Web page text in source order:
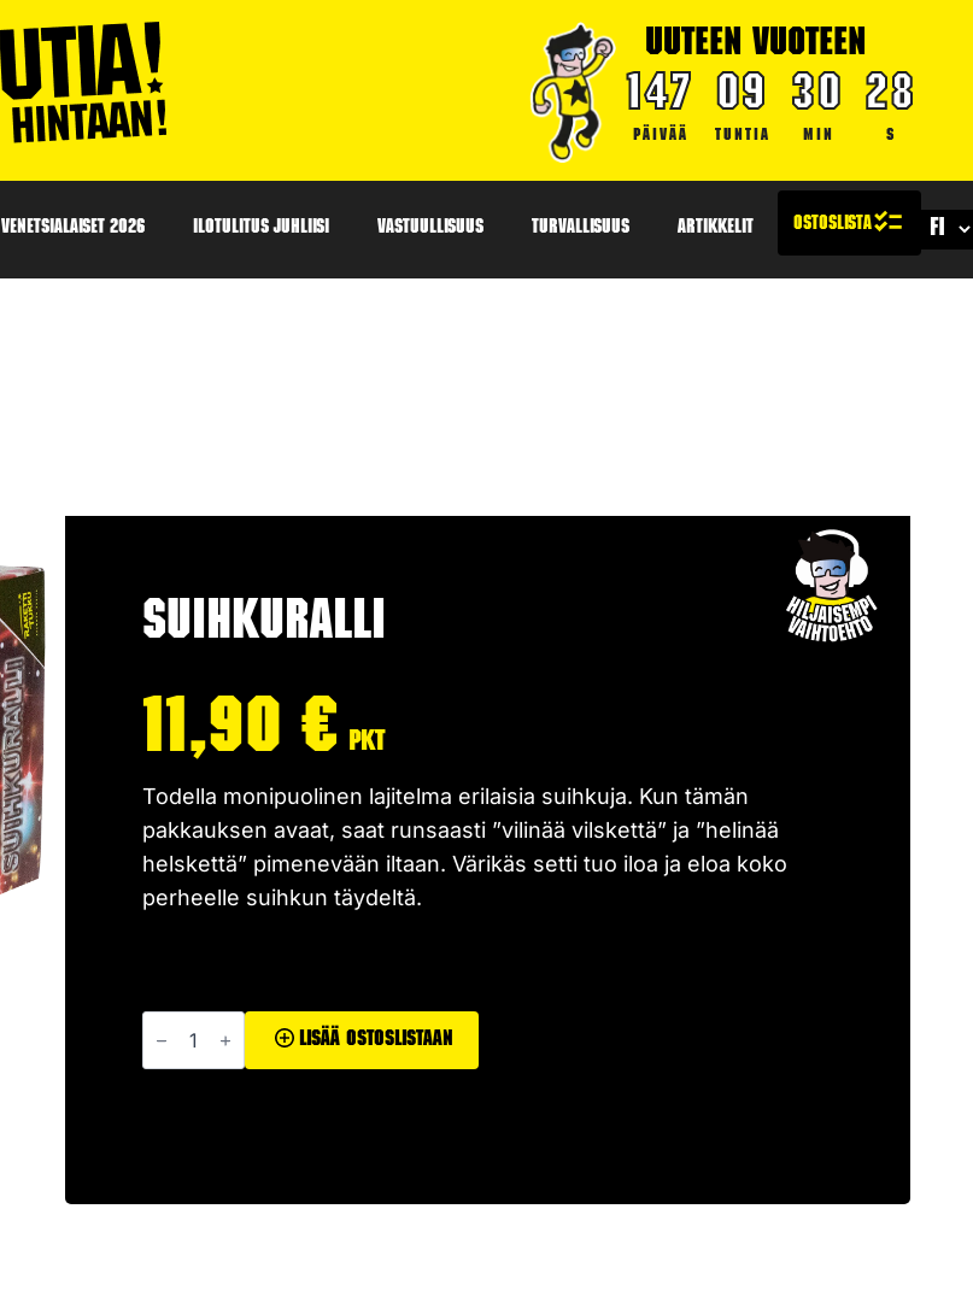
UUTEEN VUOTEEN
147
PÄIVÄÄ
09
TUNTIA
30
MIN
27
S
VENETSIALAISET 2026 ILOTULITUS JUHLIISI VASTUULLISUUS TURVALLISUUS ARTIKKELIT
Suihkuralli
11,90 € pkt
Todella monipuolinen lajitelma erilaisia suihkuja. Kun tämän
pakkauksen avaat, saat runsaasti ”vilinää vilskettä” ja ”helinää
helskettä” pimenevään iltaan. Värikäs setti tuo iloa ja eloa koko
perheelle suihkun täydeltä.
Suihkuralli
määrä
Lisää Ostoslistaan